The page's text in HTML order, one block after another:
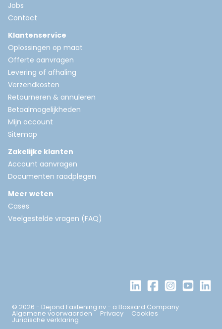
Jobs
Contact
Klantenservice
Oplossingen op maat
Offerte aanvragen
Levering of afhaling
Verzendkosten
Retourneren & annuleren
Betaalmogelijkheden
Mijn account
Sitemap
Zakelijke klanten
Account aanvragen
Documenten raadplegen
Meer weten
Cases
Veelgestelde vragen (FAQ)
© 2026 - Dejond Fastening nv - a Bossard Company
Algemene voorwaarden Privacy Cookies
Juridische verklaring